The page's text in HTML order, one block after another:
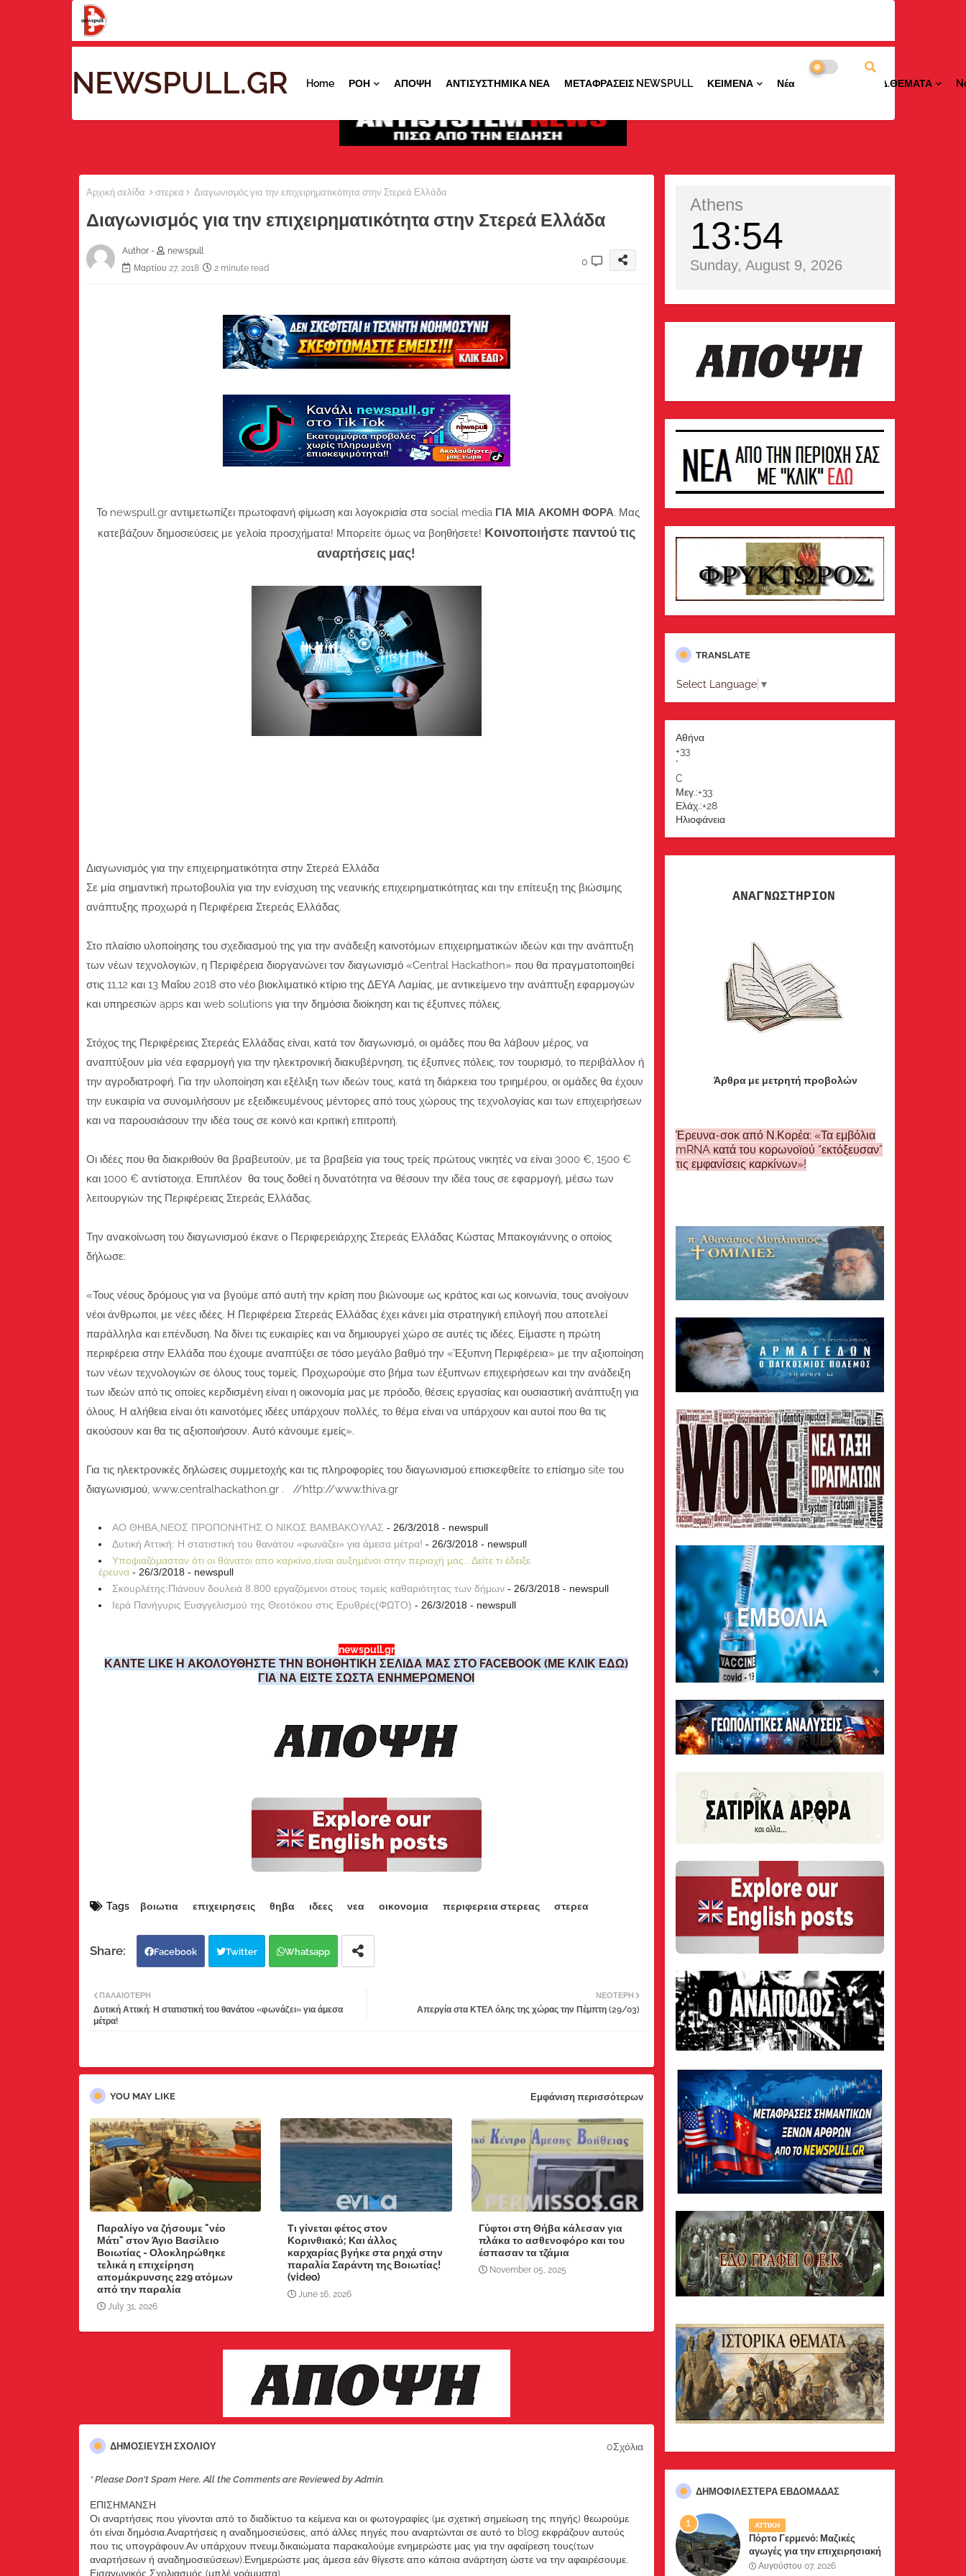
NEWSPULL.GR Home ΡΟΗ ΑΠΟΨΗ ΑΝΤΙΣΥΣΤΗΜΙΚΑ ΝΕΑ ΜΕΤΑΦΡΑΣΕΙΣ NEWSPULL ΚΕΙΜΕΝΑ ΝέαΠΕΡΙΟΧΩΝ ΕΙΔ.ΘΕΜΑΤΑ
Αρχική σελίδα στερεα Διαγωνισμός για την επιχειρηματικότητα στην Στερεά Ελλάδα
Διαγωνισμός για την επιχειρηματικότητα στην Στερεά Ελλάδα
Author -
newspull
Μαρτίου 27, 2018
2 minute read
0
Το newspull.gr αντιμετωπίζει πρωτοφανή φίμωση και λογοκρισία στα social media ΓΙΑ ΜΙΑ ΑΚΟΜΗ ΦΟΡΑ. Μας
κατεβάζουν δημοσιεύσεις με γελοία προσχήματα! Μπορείτε όμως να βοηθήσετε! Κοινοποιήστε παντού τις
αναρτήσεις μας!
Διαγωνισμός για την επιχειρηματικότητα στην Στερεά Ελλάδα
Σε μία σημαντική πρωτοβουλία για την ενίσχυση της νεανικής επιχειρηματικότητας και την επίτευξη της βιώσιμης
ανάπτυξης προχωρά η Περιφέρεια Στερεάς Ελλάδας.
Στο πλαίσιο υλοποίησης του σχεδιασμού της για την ανάδειξη καινοτόμων επιχειρηματικών ιδεών και την ανάπτυξη
των νέων τεχνολογιών, η Περιφέρεια διοργανώνει τον διαγωνισμό «Central Hackathon» που θα πραγματοποιηθεί
στις 11,12 και 13 Μαΐου 2018 στο νέο βιοκλιματικό κτίριο της ΔΕΥΑ Λαμίας, με αντικείμενο την ανάπτυξη εφαρμογών
και υπηρεσιών apps και web solutions για την δημόσια διοίκηση και τις έξυπνες πόλεις.
Στόχος της Περιφέρειας Στερεάς Ελλάδας είναι, κατά τον διαγωνισμό, οι ομάδες που θα λάβουν μέρος, να
αναπτύξουν μία νέα εφαρμογή για την ηλεκτρονική διακυβέρνηση, τις έξυπνες πόλεις, τον τουρισμό, το περιβάλλον ή
την αγροδιατροφή. Για την υλοποίηση και εξέλιξη των ιδεών τους, κατά τη διάρκεια του τριημέρου, οι ομάδες θα έχουν
την ευκαιρία να συνομιλήσουν με εξειδικευμένους μέντορες από τους χώρους της τεχνολογίας και των επιχειρήσεων
και να παρουσιάσουν την ιδέα τους σε κοινό και κριτική επιτροπή.
Οι ιδέες που θα διακριθούν θα βραβευτούν, με τα βραβεία για τους τρείς πρώτους νικητές να είναι 3000 €, 1500 €
και 1000 € αντίστοιχα. Επιπλέον θα τους δοθεί η δυνατότητα να θέσουν την ιδέα τους σε εφαρμογή, μέσω των
λειτουργιών της Περιφέρειας Στερεάς Ελλάδας.
Την ανακοίνωση του διαγωνισμού έκανε ο Περιφερειάρχης Στερεάς Ελλάδας Κώστας Μπακογιάννης ο οποίος
δήλωσε:
«Τους νέους δρόμους για να βγούμε από αυτή την κρίση που βιώνουμε ως κράτος και ως κοινωνία, τους ανοίγουν
νέοι άνθρωποι, με νέες ιδέες. Η Περιφέρεια Στερεάς Ελλάδας έχει κάνει μία στρατηγική επιλογή που αποτελεί
παράλληλα και επένδυση. Να δίνει τις ευκαιρίες και να δημιουργεί χώρο σε αυτές τις ιδέες. Είμαστε η πρώτη
περιφέρεια στην Ελλάδα που έχουμε αναπτύξει σε τόσο μεγάλο βαθμό την «Έξυπνη Περιφέρεια» με την αξιοποίηση
των νέων τεχνολογιών σε όλους τους τομείς. Προχωρούμε στο βήμα των έξυπνων επιχειρήσεων και την ανάδειξη
των ιδεών από τις οποίες κερδισμένη είναι η οικονομία μας με πρόοδο, θέσεις εργασίας και ουσιαστική ανάπτυξη για
όλους. Η αλήθεια είναι ότι καινοτόμες ιδέες υπάρχουν πολλές, το θέμα είναι να υπάρχουν και αυτοί που θα τις
ακούσουν και θα τις αξιοποιήσουν. Αυτό κάνουμε εμείς».
Για τις ηλεκτρονικές δηλώσεις συμμετοχής και τις πληροφορίες του διαγωνισμού επισκεφθείτε το επίσημο site του
διαγωνισμού, www.centralhackathon.gr . //http://www.thiva.gr
ΑΟ ΘΗΒΑ,ΝΕΟΣ ΠΡΟΠΟΝΗΤΗΣ Ο ΝΙΚΟΣ ΒΑΜΒΑΚΟΥΛΑΣ - 26/3/2018 - newspull
Δυτική Αττική: Η στατιστική του θανάτου «φωνάζει» για άμεσα μέτρα! - 26/3/2018 - newspull
Υποψιαζόμασταν ότι οι θάνατοι απο καρκίνο,είναι αυξημένοι στην περιοχή μας.. Δείτε τι έδειξε
έρευνα - 26/3/2018 - newspull
Σκουρλέτης:Πιάνουν δουλειά 8.800 εργαζόμενοι στους τομείς καθαριότητας των δήμων - 26/3/2018 - newspull
Ιερά Πανήγυρις Ευαγγελισμού της Θεοτόκου στις Ερυθρές(ΦΩΤΟ) - 26/3/2018 - newspull
newspull.gr
ΚΑΝΤΕ LIKE Η ΑΚΟΛΟΥΘΗΣΤΕ ΤΗΝ ΒΟΗΘΗΤΙΚΗ ΣΕΛΙΔΑ ΜΑΣ ΣΤΟ FACEBOOK (ΜΕ ΚΛΙΚ ΕΔΩ)
ΓΙΑ ΝΑ ΕΙΣΤΕ ΣΩΣΤΑ ΕΝΗΜΕΡΩΜΕΝΟΙ
Tags βοιωτια επιχειρησεις θηβα ιδεες νεα οικονομια περιφερεια στερεας στερεα
Facebook Twitter Whatsapp
ΝΕΌΤΕΡΗ
Απεργία στα ΚΤΕΛ όλης της χώρας την Πέμπτη (29/03)
ΠΑΛΑΙΌΤΕΡΗ
Δυτική Αττική: Η στατιστική του θανάτου «φωνάζει» για άμεσα
μέτρα!
YOU MAY LIKE Εμφάνιση περισσότερων
Παραλίγο να ζήσουμε "νέο
Μάτι" στον Άγιο Βασίλειο
Βοιωτίας - Ολοκληρώθηκε
τελικά η επιχείρηση
απομάκρυνσης 229 ατόμων
από την παραλία
July 31, 2026
Τι γίνεται φέτος στον
Κορινθιακό; Και άλλος
καρχαρίας βγήκε στα ρηχά στην
παραλία Σαράντη της Βοιωτίας!
(video)
June 16, 2026
Γύφτοι στη Θήβα κάλεσαν για
πλάκα το ασθενοφόρο και του
έσπασαν τα τζάμια
November 05, 2025
ΔΗΜΟΣΊΕΥΣΗ ΣΧΟΛΊΟΥ 0Σχόλια
* Please Don't Spam Here. All the Comments are Reviewed by Admin.
ΕΠΙΣΗΜΑΝΣΗ
Οι αναρτήσεις που γίνονται από το διαδίκτυο τα κείμενα και οι φωτογραφίες (με σχετική σημείωση της πηγής) θεωρούμε
ότι είναι δημόσια.Αναρτήσεις η αναδημοσιεύσεις, από άλλες πηγές που αναρτώνται σε αυτό το blog εκφράζουν αυτούς
που τις υπογράφουν.Αν υπάρχουν πνευμ.δικαιώματα παρακαλούμε ενημερώστε μας για την αφαίρεση τους(των
αναρτήσεων ή αναδημοσιεύσεων).Ενημερώστε μας άμεσα εάν θίγεστε απο κάποια ανάρτηση ώστε να την αφαιρέσουμε.
Εισαγωγικός Σχολιασμός (μπλέ γράμματα)
Athens
13 54
Sunday, August 9, 2026
TRANSLATE
Select Language ▼
Αθήνα
+33
°
C
Μεγ.:+33
Ελάχ.:+28
Ηλιοφάνεια
ΑΝΑΓΝΩΣΤΗΡΙΟΝ
Άρθρα με μετρητή προβολών
Έρευνα-σοκ από Ν.Κορέα: «Τα εμβόλια
mRNA κατά του κορωνοϊού “εκτόξευσαν”
τις εμφανίσεις καρκίνων»!
ΔΗΜΟΦΙΛΈΣΤΕΡΑ ΕΒΔΟΜΆΔΑΣ
ΑΤΤΙΚΗ
Πόρτο Γερμενό: Μαζικές
αγωγές για την επιχειρησιακή
διαχείριση της πυρκαγιάς
Αυγούστου 07, 2026
λαμβάνετε ειδοποιήσεις για σημαντικά θέματά